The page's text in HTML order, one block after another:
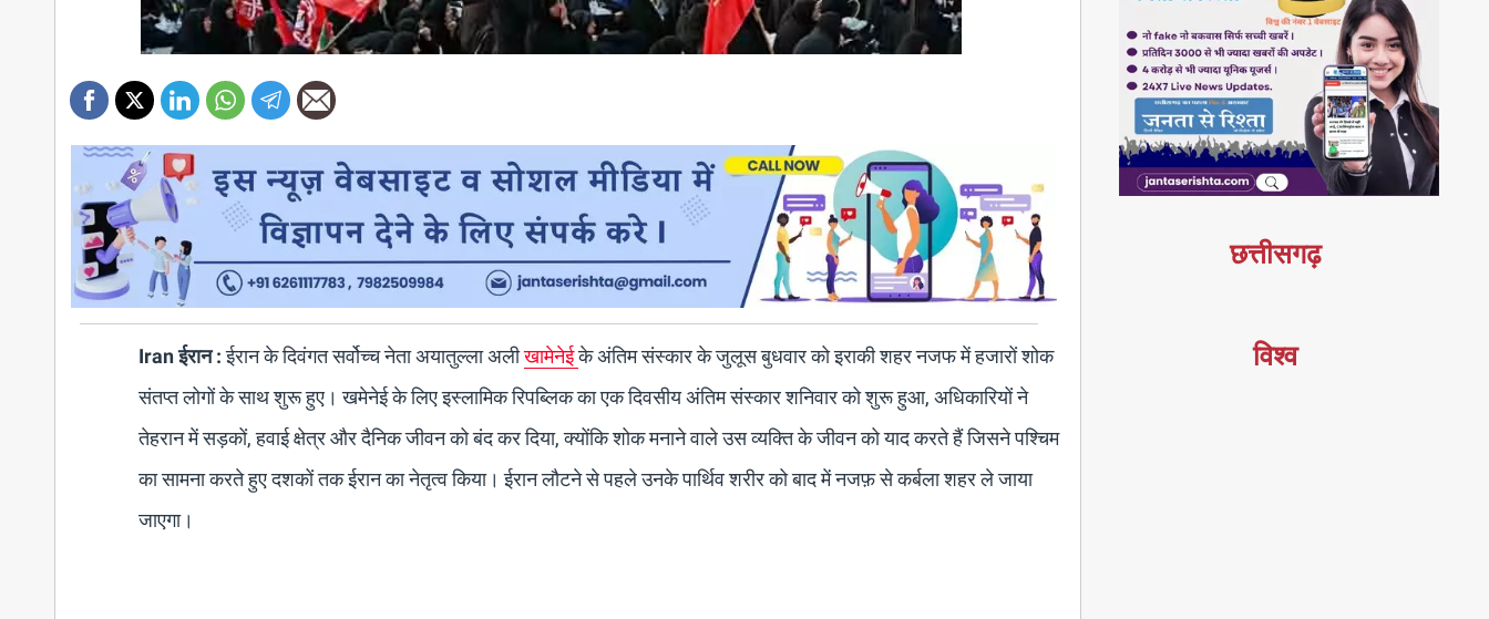
Iran ईरान :ईरान के दिवंगत सर्वोच्च नेता अयातुल्ला अलीखामेनेईके अंतिम संस्कार के जुलूस बुधवार को इराकी शहर नजफ में हजारों शोक
संतप्त लोगों के साथ शुरू हुए। खमेनेई के लिए इस्लामिक रिपब्लिक का एक दिवसीय अंतिम संस्कार शनिवार को शुरू हुआ, अधिकारियों ने
तेहरान में सड़कों, हवाई क्षेत्र और दैनिक जीवन को बंद कर दिया, क्योंकि शोक मनाने वाले उस व्यक्ति के जीवन को याद करते हैं जिसने पश्चिम
का सामना करते हुए दशकों तक ईरान का नेतृत्व किया। ईरान लौटने से पहले उनके पार्थिव शरीर को बाद में नजफ़ से कर्बला शहर ले जाया
जाएगा।
छत्तीसगढ़
विश्व